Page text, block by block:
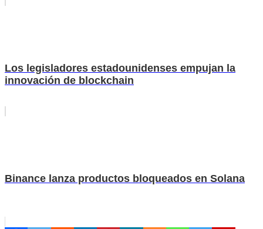
Los legisladores estadounidenses empujan la
innovación de blockchain
Binance lanza productos bloqueados en Solana